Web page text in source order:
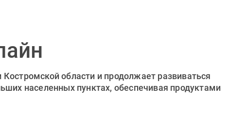
области и продолжает развиваться
населенных пунктах, обеспечивая продуктами